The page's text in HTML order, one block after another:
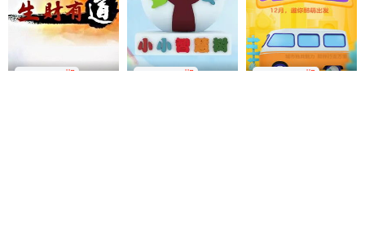
20241231期 20241231期 20210303期